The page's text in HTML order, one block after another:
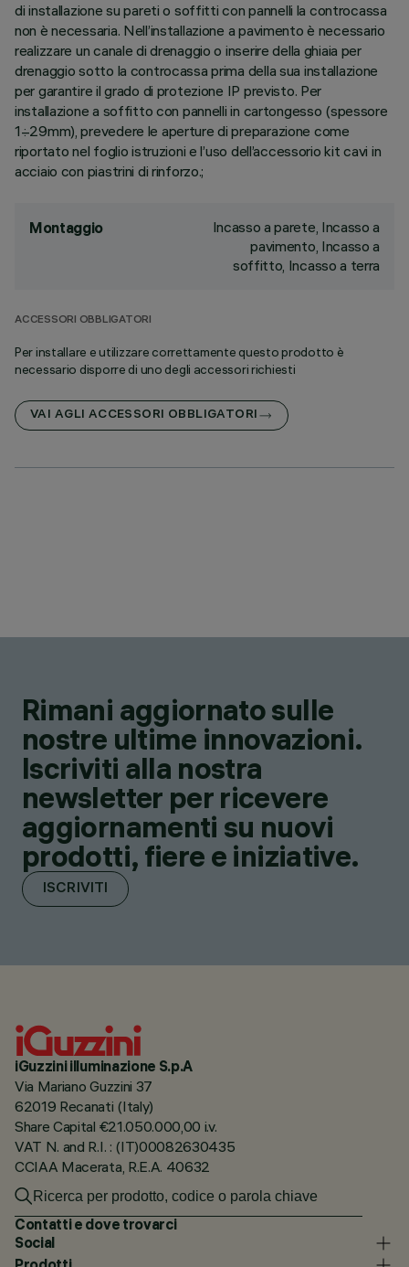
di installazione su pareti o soffitti con pannelli la controcassa
non è necessaria. Nell’installazione a pavimento è necessario
realizzare un canale di drenaggio o inserire della ghiaia per
drenaggio sotto la controcassa prima della sua installazione
per garantire il grado di protezione IP previsto. Per
installazione a soffitto con pannelli in cartongesso (spessore
1÷29mm), prevedere le aperture di preparazione come
riportato nel foglio istruzioni e l’uso dell’accessorio kit cavi in
acciaio con piastrini di rinforzo.;
Montaggio
Incasso a parete, Incasso a
pavimento, Incasso a
soffitto, Incasso a terra
ACCESSORI OBBLIGATORI
Per installare e utilizzare correttamente questo prodotto è
necessario disporre di uno degli accessori richiesti
VAI AGLI ACCESSORI OBBLIGATORI
Rimani aggiornato sulle
nostre ultime innovazioni.
Iscriviti alla nostra
newsletter per ricevere
aggiornamenti su nuovi
prodotti, fiere e iniziative.
ISCRIVITI
iGuzzini illuminazione S.p.A
Via Mariano Guzzini 37
62019 Recanati (Italy)
Share Capital €21.050.000,00 i.v.
VAT N. and R.I. : (IT)00082630435
CCIAA Macerata, R.E.A. 40632
Contatti e dove trovarci
Social